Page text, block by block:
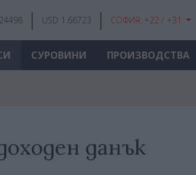
USD 1.66723 СОФИЯ: +22 / +31
СУРОВИНИ ПРОИЗВОДСТВА
данък